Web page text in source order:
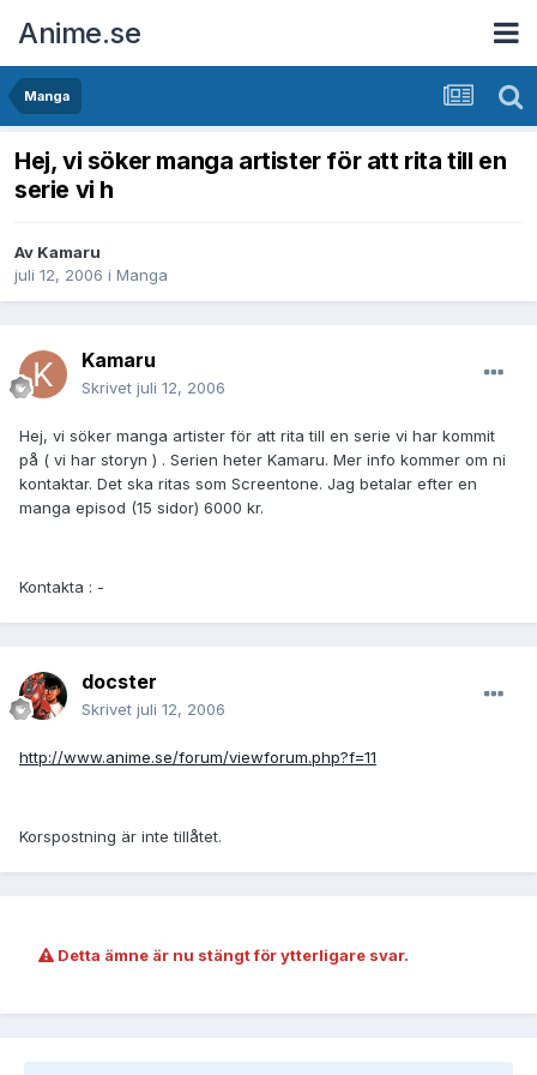
Anime.se
Manga
Hej, vi söker manga artister för att rita till en
serie vi h
Av Kamaru
juli 12, 2006 i Manga
Kamaru
Skrivet juli 12, 2006
Hej, vi söker manga artister för att rita till en serie vi har kommit
på ( vi har storyn ) . Serien heter Kamaru. Mer info kommer om ni
kontaktar. Det ska ritas som Screentone. Jag betalar efter en
manga episod (15 sidor) 6000 kr.
Kontakta : -
docster
Skrivet juli 12, 2006
http://www.anime.se/forum/viewforum.php?f=11
Korspostning är inte tillåtet.
Detta ämne är nu stängt för ytterligare svar.